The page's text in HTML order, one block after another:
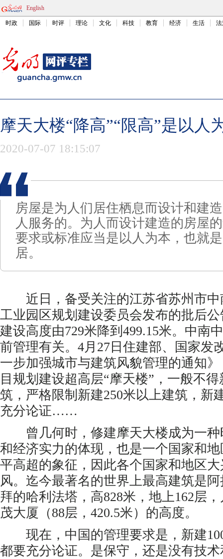
English
时政 国际 时评 理论 文化 科技 教育 经济 生活
摩天大楼“降高”“限高”是以人
2020-07-07 18:15:07
房屋是为人们居住栖息而设计和建
人服务的。为人而设计建造的房屋
要求或标准应当是以人为本，也就
居。
近日，备受关注的江苏省苏州市中
工业园区规划建设委员会发布的批后
建设高度由729米降到499.15米。中南
前管理有关。4月27日住建部、国家发
一步加强城市与建筑风貌管理的通知
目规划建设超高层“摩天楼”，一般不
筑，严格限制新建250米以上建筑，新
充分论证……
曾几何时，修建摩天大楼成为一种
和经济实力的体现，也是一个国家和
平高超的象征，因此各个国家和地区
风。迄今最著名的世界上最高建筑是
拜的哈利法塔，高828米，地上162层
茂大厦（88层，420.5米）的高度。
现在，中国的管理要求是，新建
都要充分论证。是保守，还是没有技